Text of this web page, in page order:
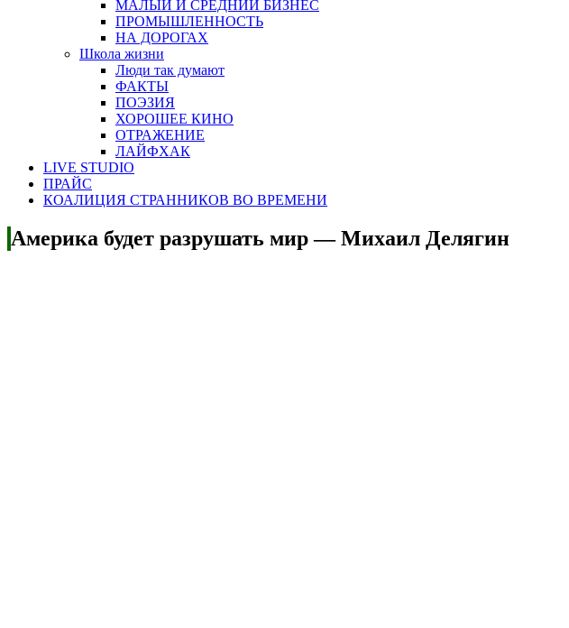
МАЛЫЙ И СРЕДНИЙ БИЗНЕС
ПРОМЫШЛЕННОСТЬ
НА ДОРОГАХ
Школа жизни
Люди так думают
ФАКТЫ
ПОЭЗИЯ
ХОРОШЕЕ КИНО
ОТРАЖЕНИЕ
ЛАЙФХАК
LIVE STUDIO
ПРАЙС
КОАЛИЦИЯ СТРАННИКОВ ВО ВРЕМЕНИ
Америка будет разрушать мир — Михаил Делягин